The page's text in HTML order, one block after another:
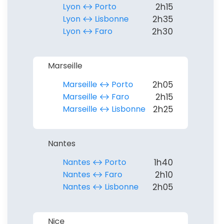
Lyon ↔︎ Porto
2h15
Lyon ↔︎ Lisbonne 2h35
Lyon ↔︎ Faro 2h30
Marseille
Marseille ↔︎ Porto
2h05
Marseille ↔︎ Faro 2h15
Marseille ↔︎ Lisbonne 2h25
Nantes
Nantes ↔︎ Porto
1h40
Nantes ↔︎ Faro 2h10
Nantes ↔︎ Lisbonne 2h05
Nice